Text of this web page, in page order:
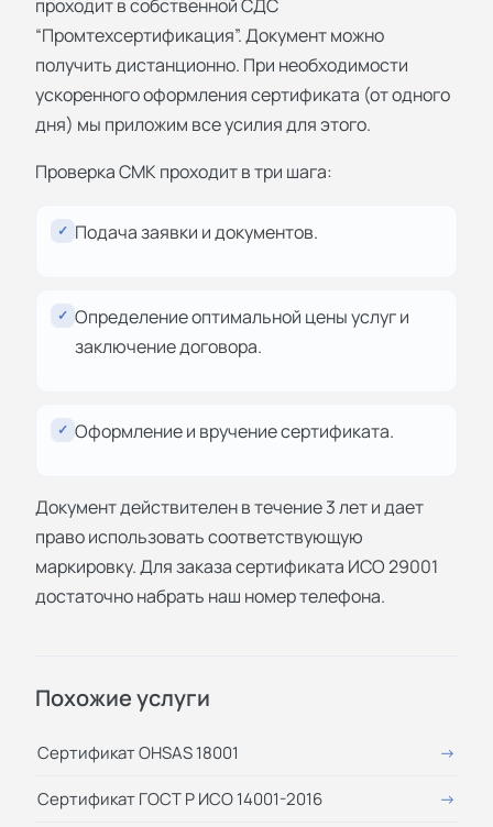
проходит в собственной СДС
“Промтехсертификация”. Документ можно
получить дистанционно. При необходимости
ускоренного оформления сертификата (от одного
дня) мы приложим все усилия для этого.
Проверка СМК проходит в три шага:
✓ Подача заявки и документов.
✓ Определение оптимальной цены услуг и
заключение договора.
✓ Оформление и вручение сертификата.
Документ действителен в течение 3 лет и дает
право использовать соответствующую
маркировку. Для заказа сертификата ИСО 29001
достаточно набрать наш номер телефона.
Похожие услуги
Сертификат OHSAS 18001
Сертификат ГОСТ Р ИСО 14001-2016